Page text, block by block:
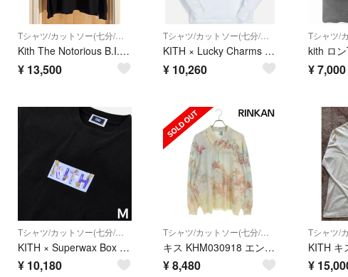
Tシャツ/カットソー(七分/長袖)
Kith The Notorious B.I.G Biggie
¥ 13,500
Tシャツ/カットソー(七分/長袖)
KITH × Lucky Charms BOX LOGO LS TEE
¥ 10,260
kith ロ
¥7,000
Tシャツ/カットソー(七分/長袖)
KITH × Superwax Box Logo Ls Tee - Black
¥ 10,180
Tシャツ/カットソー(七分/長袖)
キス KHM030918 エンジェルプリントポロ長袖カットソー メンズ XL
¥8,480 ¥